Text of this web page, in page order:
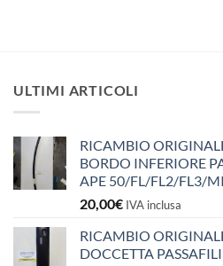
ULTIMI ARTICOLI
RICAMBIO
BORDO INFERIORE
APE 50/FL/FL2/FL3/
20,00€ IVA inclusa
RICAMBIO
DOCCETTA